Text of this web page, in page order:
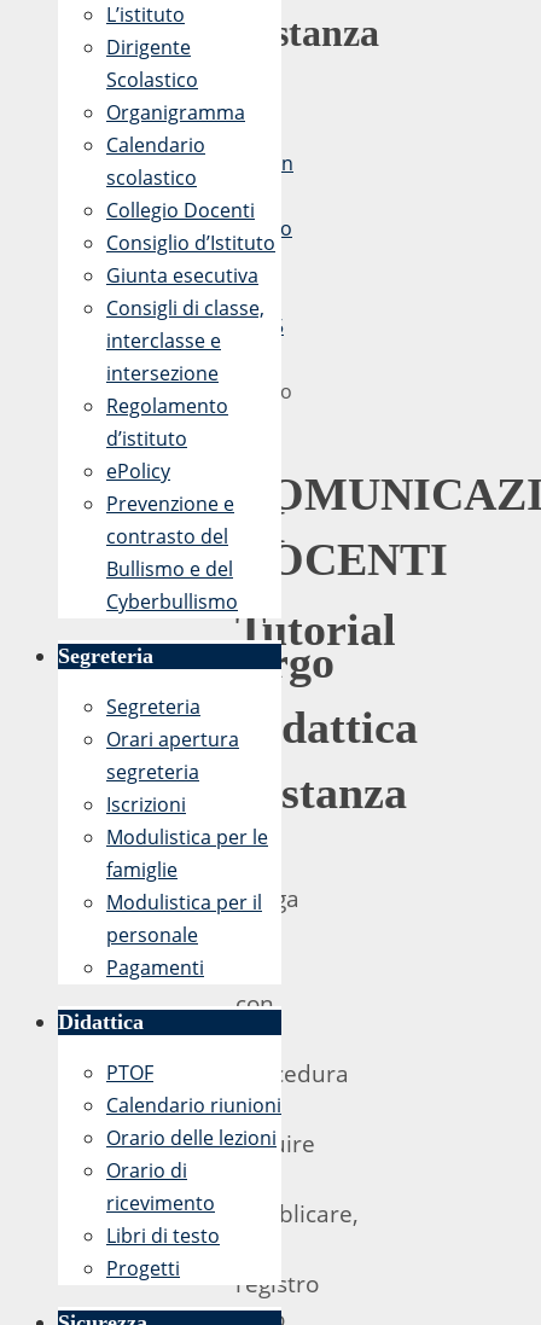
Distanza
di
admin
Marzo
2020
-
11:55
Marzo
AI
DOCENTI
Tutorial
Argo
Didattica
a
Distanza
allega
con
la
procedura
da
seguire
pubblicare,
registro
Argo
L’istituto
Dirigente
Scolastico
Organigramma
Calendario
scolastico
Collegio Docenti
Consiglio d’Istituto
Giunta esecutiva
Consigli di classe,
interclasse e
intersezione
Regolamento
d’istituto
ePolicy
Prevenzione e
contrasto del
Bullismo e del
Cyberbullismo
Segreteria
Segreteria
Orari apertura
segreteria
Iscrizioni
Modulistica per le
famiglie
Modulistica per il
personale
Pagamenti
Didattica
PTOF
Calendario riunioni
Orario delle lezioni
Orario di
ricevimento
Libri di testo
Progetti